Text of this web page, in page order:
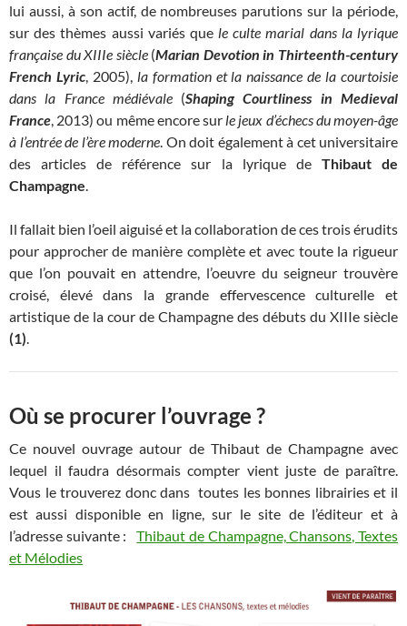
lui aussi, à son actif, de nombreuses parutions sur la période,
sur des thèmes aussi variés que le culte marial dans la lyrique
française du XIIIe siècle(Marian Devotion in Thirteenth-century
French Lyric, 2005), la formation et la naissance de la courtoisie
dans la France médiévale(Shaping Courtliness in Medieval
France, 2013) ou même encore sur le jeux d’échecs du moyen-âge
à l’entrée de l’ère moderne. On doit également à cet universitaire
des articles de référence sur la lyrique de Thibaut de
Champagne.
Il fallait bien l’oeil aiguisé et la collaboration de ces trois érudits
pour approcher de manière complète et avec toute la rigueur
que l’on pouvait en attendre, l’oeuvre du seigneur trouvère
croisé, élevé dans la grande effervescence culturelle et
artistique de la cour de Champagne des débuts du XIIIe siècle
(1).
Où se procurer l’ouvrage ?
Ce nouvel ouvrage autour de Thibaut de Champagne avec
lequel il faudra désormais compter vient juste de paraître.
Vous le trouverez donc dans toutes les bonnes librairies et il
est aussi disponible en ligne, sur le site de l’éditeur et à
l’adresse suivante :Thibaut de Champagne, Chansons, Textes
et Mélodies